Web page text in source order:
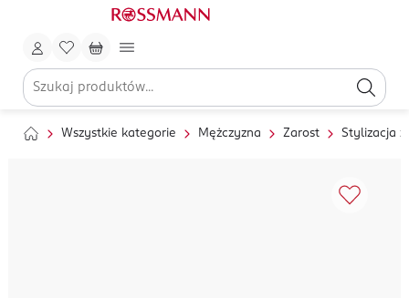
Wszystkie kategorie Mężczyzna Zarost Stylizacja